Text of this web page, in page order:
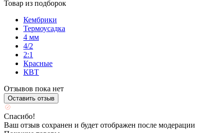
Товар из подборок
Кембрики
Термоусадка
4 мм
4/2
2:1
Красные
КВТ
Отзывов пока нет
Оставить отзыв
Спасибо!
Ваш отзыв сохранен и будет отображен после модерации